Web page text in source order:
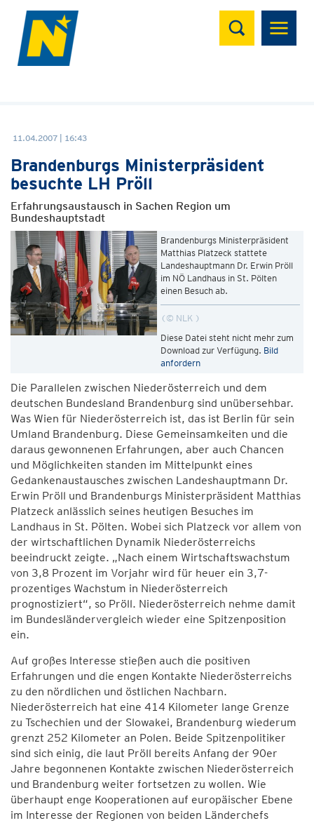
Suchen
11.04.2007 | 16:43
Brandenburgs Ministerpräsident
besuchte LH Pröll
Erfahrungsaustausch in Sachen Region um
Bundeshauptstadt
Brandenburgs Ministerpräsident
Matthias Platzeck stattete
Landeshauptmann Dr. Erwin Pröll
im NÖ Landhaus in St. Pölten
einen Besuch ab.
© NLK
Diese Datei steht nicht mehr zum
Download zur Verfügung. Bild
anfordern
Die Parallelen zwischen Niederösterreich und dem
deutschen Bundesland Brandenburg sind unübersehbar.
Was Wien für Niederösterreich ist, das ist Berlin für sein
Umland Brandenburg. Diese Gemeinsamkeiten und die
daraus gewonnenen Erfahrungen, aber auch Chancen
und Möglichkeiten standen im Mittelpunkt eines
Gedankenaustausches zwischen Landeshauptmann Dr.
Erwin Pröll und Brandenburgs Ministerpräsident Matthias
Platzeck anlässlich seines heutigen Besuches im
Landhaus in St. Pölten. Wobei sich Platzeck vor allem von
der wirtschaftlichen Dynamik Niederösterreichs
beeindruckt zeigte. „Nach einem Wirtschaftswachstum
von 3,8 Prozent im Vorjahr wird für heuer ein 3,7-
prozentiges Wachstum in Niederösterreich
prognostiziert“, so Pröll. Niederösterreich nehme damit
im Bundesländervergleich wieder eine Spitzenposition
ein.
Auf großes Interesse stießen auch die positiven
Erfahrungen und die engen Kontakte Niederösterreichs
zu den nördlichen und östlichen Nachbarn.
Niederösterreich hat eine 414 Kilometer lange Grenze
zu Tschechien und der Slowakei, Brandenburg wiederum
grenzt 252 Kilometer an Polen. Beide Spitzenpolitiker
sind sich einig, die laut Pröll bereits Anfang der 90er
Jahre begonnenen Kontakte zwischen Niederösterreich
und Brandenburg weiter fortsetzen zu wollen. Wie
überhaupt enge Kooperationen auf europäischer Ebene
im Interesse der Regionen von beiden Länderchefs